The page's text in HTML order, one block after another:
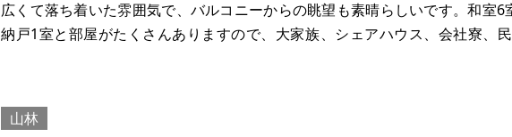
広くて落ち着いた雰囲気で、バルコニーからの眺望も素晴らしいです。和室6
納戸1室と部屋がたくさんありますので、大家族、シェアハウス、会社寮、
山林